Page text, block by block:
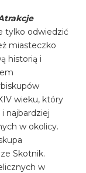
tylko odwiedzić
miasteczko
historią i
wieku, który
najbardziej
w okolicy.
Skotnik.
w